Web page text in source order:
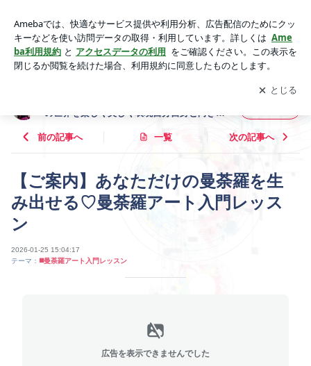
門レッスン | 東京・千葉 パステルと曼荼羅であなたの内側の世
界を楽しく美しく表現自分自身と向き合う内観アート・認定講
座&レッスン
アプリをダウンロードして ブログの更新通知
を受け取りまし
ょう。
開く
の世界を楽しく美しく表現自分自身と向き合
前の記事へ 一覧 次の記事へ
【ご案内】あなただけの曼荼羅を生
み出せる♡曼荼羅アート入門レッス
ン
2026-01-25 15:04:17
テーマ： ◼️曼荼羅アート入門レッスン
広告を表示できませんでした